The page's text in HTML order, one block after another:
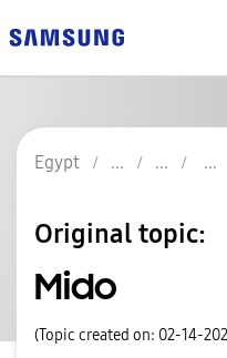
Egypt
Original topic:
Mido
(Topic created on: 02-14-